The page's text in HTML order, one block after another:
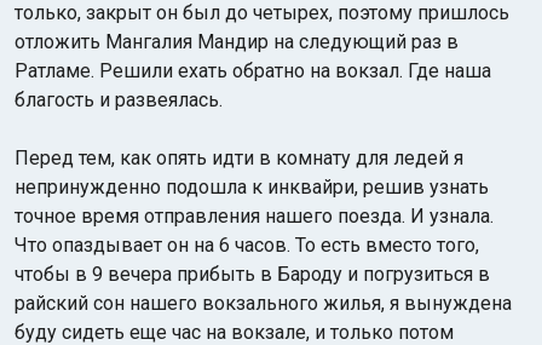
только, закрыт он был до четырех, поэтому пришлось
отложить Мангалия Мандир на следующий раз в
Ратламе. Решили ехать обратно на вокзал. Где наша
благость и развеялась.
Перед тем, как опять идти в комнату для ледей я
непринужденно подошла к инквайри, решив узнать
точное время отправления нашего поезда. И узнала.
Что опаздывает он на 6 часов. То есть вместо того,
чтобы в 9 вечера прибыть в Бароду и погрузиться в
райский сон нашего вокзального жилья, я вынуждена
буду сидеть еще час на вокзале, и только потом